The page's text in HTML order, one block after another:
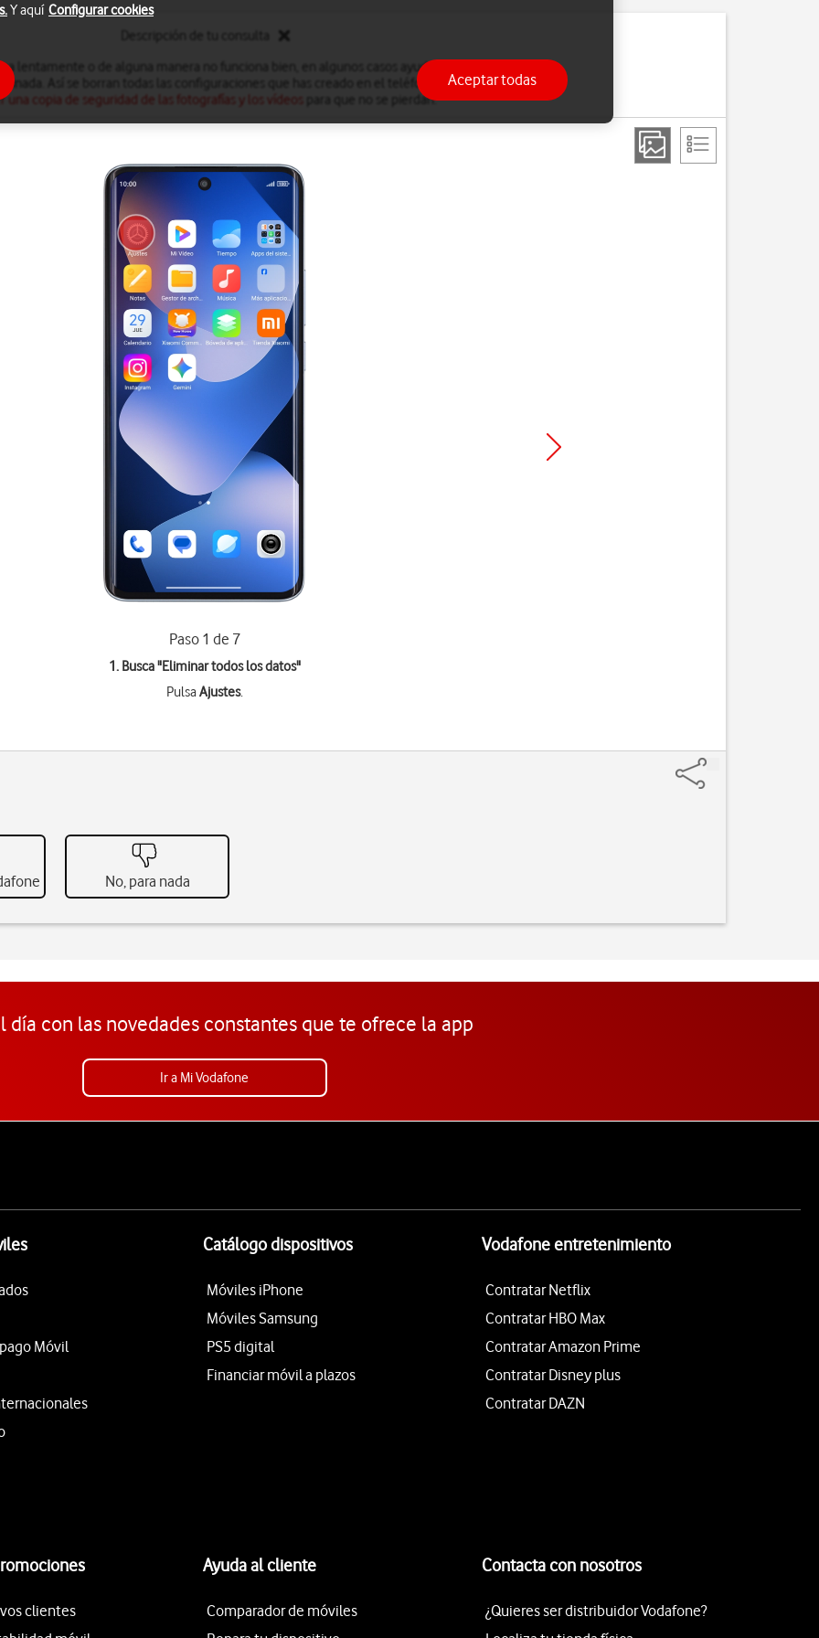
lentamente o de alguna manera no funciona bien, en algunos casos ayuda el restablecer la
Así se borran todas las configuraciones que has creado en el teléfono. Es recomendable
una copia de seguridad de las fotografías y los vídeos
para que no se pierdan.
Paso 1 de 7
1. Busca "Eliminar todos los datos"
PulsaAjustes.
No, para nada
día con las novedades constantes que te ofrece la app
Ir a Mi Vodafone
Móvil
Catálogo dispositivos
Móviles iPhone
Móviles Samsung
PS5 digital
Financiar móvil a plazos
Vodafone entretenimiento
Contratar Netflix
Contratar HBO Max
Contratar Amazon Prime
Contratar Disney plus
Contratar DAZN
clientes
Ayuda al cliente
Comparador de móviles
Contacta con nosotros
¿Quieres ser distribuidor Vodafone?
Y aquí Configurar cookies
Aceptar todas